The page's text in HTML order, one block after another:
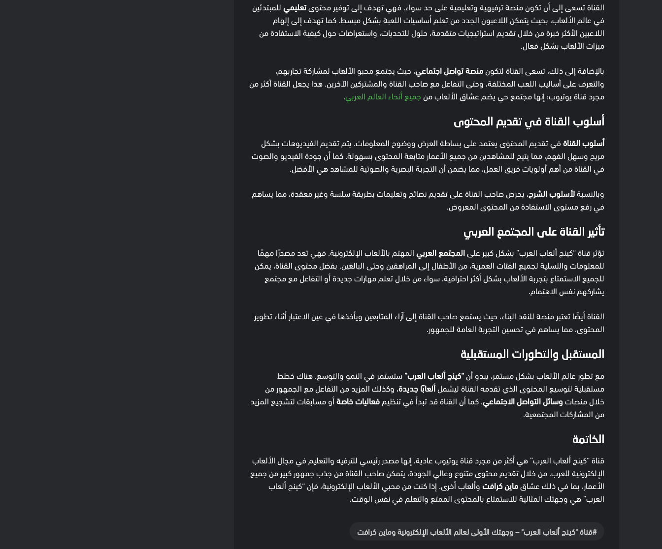
القناة تسعى إلى أن تكون منصة ترفيهية وتعليمية على حد سواء. فهي تهدف إلى توفير محتوىتعليمي للمبتدئين
في عالم الألعاب، بحيث يتمكن اللاعبون الجدد من تعلم أساسيات اللعبة بشكل مبسط. كما تهدف إلى إلهام
اللاعبين الأكثر خبرة من خلال تقديم استراتيجيات متقدمة، حلول للتحديات، واستعراضات حول كيفية الاستفادة من
ميزات الألعاب بشكل فعال.
بالإضافة إلى ذلك، تسعى القناة لتكونمنصة تواصل اجتماعي، حيث يجتمع محبو الألعاب لمشاركة تجاربهم،
والتعرف على أساليب اللعب المختلفة، وحتى التفاعل مع صاحب القناة والمشتركين الآخرين. هذا يجعل القناة أكثر من
مجرد قناة يوتيوب؛ إنها مجتمع حي يضم عشاق الألعاب من جميع أنحاء العالم العربي.
أسلوب القناة في تقديم المحتوى
أسلوب القناة في تقديم المحتوى يعتمد على بساطة العرض ووضوح المعلومات. يتم تقديم الفيديوهات بشكل
مريح وسهل الفهم، مما يتيح للمشاهدين من جميع الأعمار متابعة المحتوى بسهولة. كما أن جودة الفيديو والصوت
في القناة من أهم أولويات فريق العمل، مما يضمن أن التجربة البصرية والصوتية للمشاهد هي الأفضل.
وبالنسبةلأسلوب الشرح، يحرص صاحب القناة على تقديم نصائح وتعليمات بطريقة سلسة وغير معقدة، مما يساهم
في رفع مستوى الاستفادة من المحتوى المعروض.
تأثير القناة على المجتمع العربي
تؤثر قناة “كينج ألعاب العرب” بشكل كبير علىالمجتمع العربي المهتم بالألعاب الإلكترونية. فهي تعد مصدرًا مهمًا
للمعلومات والتسلية لجميع الفئات العمرية، من الأطفال إلى المراهقين وحتى البالغين. بفضل محتوى القناة، يمكن
للجميع الاستمتاع بتجربة الألعاب بشكل أكثر احترافية، سواء من خلال تعلم مهارات جديدة أو التفاعل مع مجتمع
يشاركهم نفس الاهتمام.
القناة أيضًا تعتبر منصة للنقد البناء، حيث يستمع صاحب القناة إلى آراء المتابعين ويأخذها في عين الاعتبار أثناء تطوير
المحتوى، مما يساهم في تحسين التجربة العامة للجمهور.
المستقبل والتطورات المستقبلية
مع تطور عالم الألعاب بشكل مستمر، يبدو أن “كينج ألعاب العرب” ستستمر في النمو والتوسع. هناك خطط
مستقبلية لتوسيع المحتوى الذي تقدمه القناة ليشملألعابًا جديدة، وكذلك المزيد من التفاعل مع الجمهور من
خلال منصاتوسائل التواصل الاجتماعي. كما أن القناة قد تبدأ في تنظيم فعاليات خاصةأو مسابقات لتشجيع المزيد
من المشاركات المجتمعية.
الخاتمة
قناة “كينج ألعاب العرب” هي أكثر من مجرد قناة يوتيوب عادية، إنها مصدر رئيسي للترفيه والتعليم في مجال الألعاب
الإلكترونية للعرب. من خلال تقديم محتوى متنوع وعالي الجودة، يتمكن صاحب القناة من جذب جمهور كبير من جميع
الأعمار، بما في ذلك عشاقماين كرافت وألعاب أخرى. إذا كنت من محبي الألعاب الإلكترونية، فإن “كينج ألعاب
العرب” هي وجهتك المثالية للاستمتاع بالمحتوى الممتع والتعلم في نفس الوقت.
قناة "كينج ألعاب العرب" – وجهتك الأولى لعالم الألعاب الإلكترونية وماين كرافت